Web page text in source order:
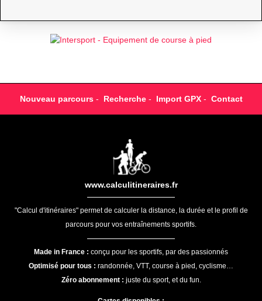
Nouveau parcours- Recherche- Import GPX- Contact
www.calculitineraires.fr
"Calcul d'itinéraires" permet de calculer la distance, la durée et le profil de
parcours pour vos entraînements sportifs.
Made in France : conçu pour les sportifs, par des passionnés
Optimisé pour tous : randonnée, VTT, course à pied, cyclisme…
Zéro abonnement : juste du sport, et du fun.